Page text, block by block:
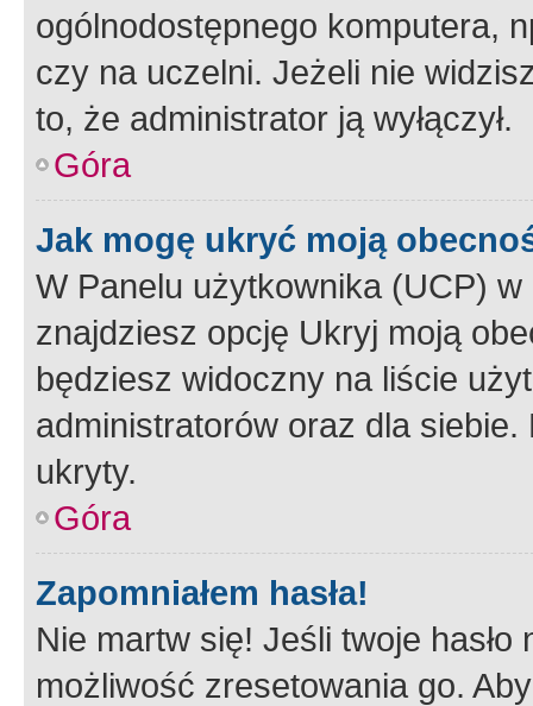
ogólnodostępnego komputera,
czy na uczelni. Jeżeli nie
to, że administrator ją wyłączył.
Góra
Jak mogę ukryć moją
W Panelu użytkownika (UCP) w
znajdziesz opcję Ukryj moją
będziesz widoczny na liście
administratorów oraz dla
ukryty.
Góra
Zapomniałem hasła!
Nie martw się! Jeśli twoje
możliwość zresetowania go.